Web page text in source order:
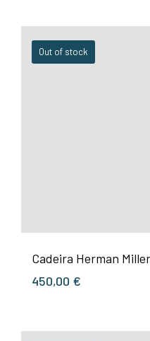
Out of stock
Cadeira Herman
450,00 €